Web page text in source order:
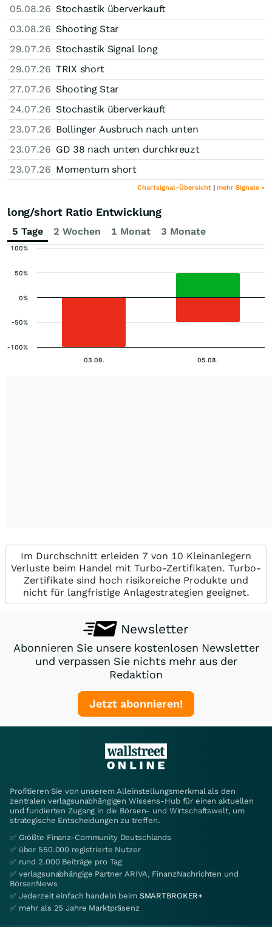
05.08.26 Stochastik überverkauft
03.08.26 Shooting Star
29.07.26 Stochastik Signal long
29.07.26 TRIX short
27.07.26 Shooting Star
24.07.26 Stochastik überverkauft
23.07.26 Bollinger Ausbruch nach unten
23.07.26 GD 38 nach unten durchkreuzt
23.07.26 Momentum short
Chartsignal-Übersicht | mehr Signale »
long/short Ratio Entwicklung
5 Tage 2 Wochen 1 Monat 3 Monate
03.08. 05.08.
-100%
-50%
0%
50%
100%
Im Durchschnitt erleiden 7 von 10 Kleinanlegern
Verluste beim Handel mit Turbo-Zertifikaten. Turbo-
Zertifikate sind hoch risikoreiche Produkte und
nicht für langfristige Anlagestrategien geeignet.
Newsletter
Abonnieren Sie unsere kostenlosen Newsletter
und verpassen Sie nichts mehr aus der
Redaktion
Jetzt abonnieren!
Profitieren Sie von unserem Alleinstellungsmerkmal als den
zentralen verlagsunabhängigen Wissens-Hub für einen aktuellen
und fundierten Zugang in die Börsen- und Wirtschaftswelt, um
strategische Entscheidungen zu treffen.
✅ Größte Finanz-Community Deutschlands
✅ über 550.000 registrierte Nutzer
✅ rund 2.000 Beiträge pro Tag
✅ verlagsunabhängige Partner ARIVA, FinanzNachrichten und
BörsenNews
✅ Jederzeit einfach handeln beim SMARTBROKER+
✅ mehr als 25 Jahre Marktpräsenz